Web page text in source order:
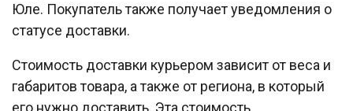
Юле. Покупатель также получает уведомления о
статусе доставки.
Стоимость доставки курьером зависит от веса и
габаритов товара, а также от региона, в который
его нужно доставить. Эта стоимость